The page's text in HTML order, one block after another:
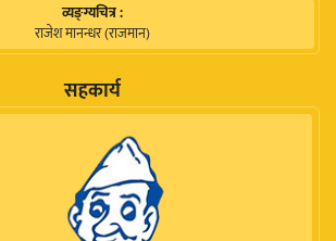
व्यङ्ग्यचित्र :
राजेश मानन्धर (राजमान)
सहकार्य